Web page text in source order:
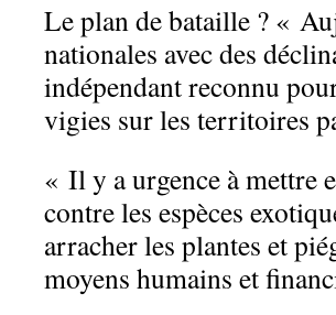
Le plan de bataille ? «
nationales avec des
indépendant reconnu
vigies sur les territoires
« Il y a urgence à mettre
contre les espèces
arracher les plantes et
moyens humains et